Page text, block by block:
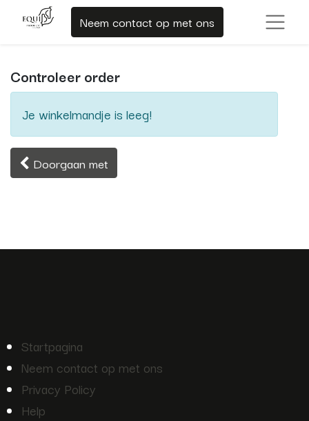
Neem contact op met ons
Controleer order
Je winkelmandje is leeg!
Doorgaan met
Startpagina
Neem contact op met ons
Privacy Policy
Help